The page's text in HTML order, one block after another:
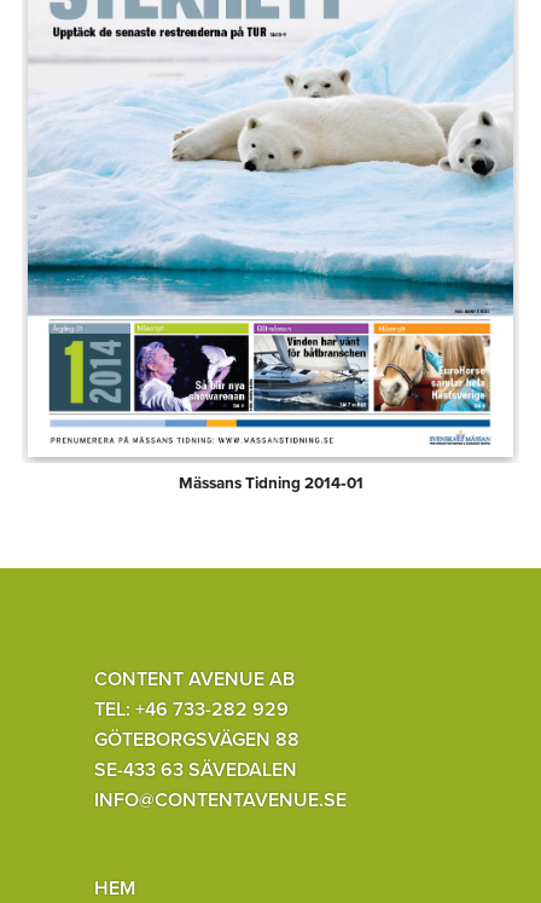
Mässans Tidning 2014‑01
CONTENT AVENUE AB
TEL: +46 733-282 929
GÖTEBORGSVÄGEN 88
SE-433 63 SÄVEDALEN
INFO@CONTENTAVENUE.SE
HEM